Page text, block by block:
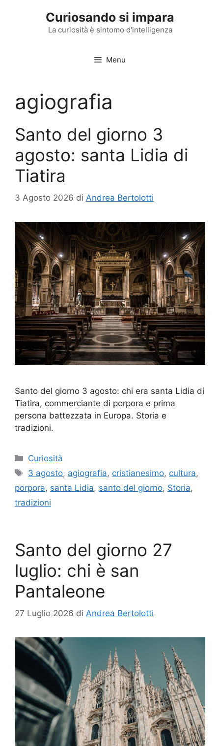
Curiosando si impara
La curiosità è sintomo d'intelligenza
Menu
agiografia
Santo del giorno 3
agosto: santa Lidia di
Tiatira
3 Agosto 2026 di Andrea Bertolotti
Santo del giorno 3 agosto: chi era santa Lidia di
Tiatira, commerciante di porpora e prima
persona battezzata in Europa. Storia e
tradizioni.
Categorie
Curiosità
Tag
3 agosto, agiografia, cristianesimo, cultura,
porpora, santa Lidia, santo del giorno, Storia,
tradizioni
Santo del giorno 27
luglio: chi è san
Pantaleone
27 Luglio 2026 di Andrea Bertolotti